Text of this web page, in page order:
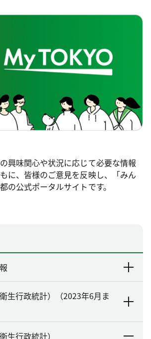
興味関心や状況に応じて必要な情報
に、皆様のご意見を反映し、「みん
の公式ポータルサイトです。
生行政統計）（2023年6月ま
生行政統計）